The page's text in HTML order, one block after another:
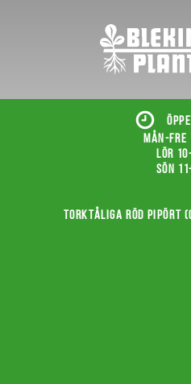
Mån-fre
Lör
Sön
Torktåliga röd pipört